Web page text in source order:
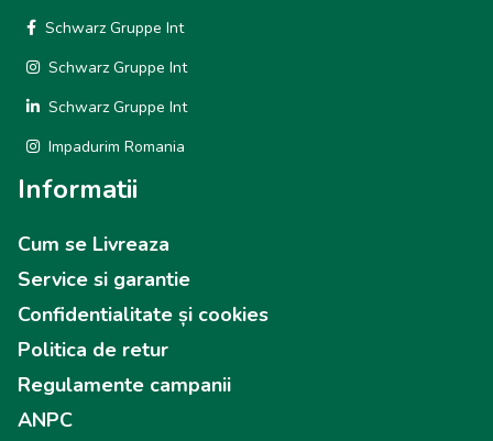
Schwarz Gruppe Int
Schwarz Gruppe Int
Schwarz Gruppe Int
Impadurim Romania
Informatii
Cum se Livreaza
Service si garantie
Confidentialitate și cookies
Politica de retur
Regulamente campanii
ANPC